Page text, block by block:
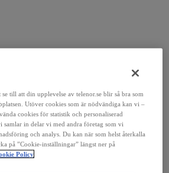
till att din upplevelse av telenor.se blir så bra som
Utöver cookies som är nödvändiga kan vi –
cookies för statistik och personaliserad
samlar in delar vi med andra företag som vi
och analys. Du kan när som helst återkalla
på ”Cookie-inställningar” längst ner på
Policy